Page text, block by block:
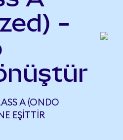
-
A (ONDO
EŞITTIR